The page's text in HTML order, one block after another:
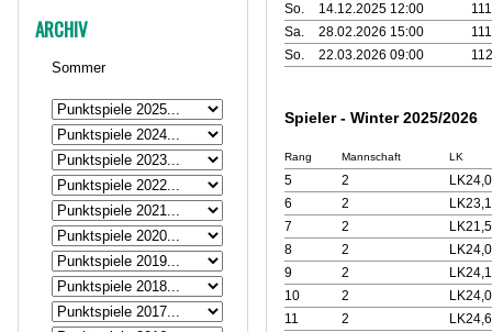
ARCHIV
Sommer
So.
14.12.2025 12:00
Sa.
28.02.2026 15:00
So.
22.03.2026 09:00
Spieler - Winter 2025/2026
Rang Mannschaft LK
5 2
LK24,0
6
2
LK23,1
7
2
LK21,5
8
2
LK24,0
9
2
LK24,1
10
2
LK24,0
11
2
LK24,6